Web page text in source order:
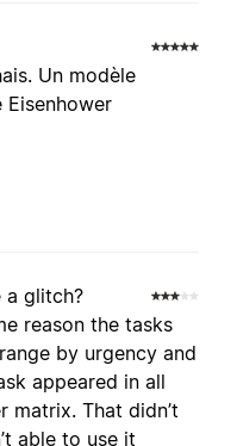
Un modèle
a glitch?
reason the tasks
by urgency and
appeared in all
matrix. That didn’t
able to use it